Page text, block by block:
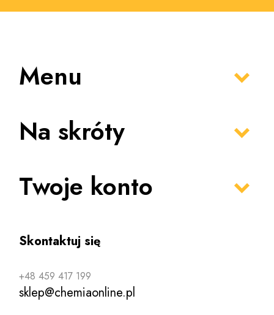
Menu
Na skróty
Twoje konto
Skontaktuj się
+48 459 417 199
sklep@chemiaonline.pl